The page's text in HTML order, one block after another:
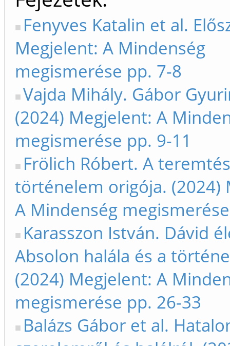
Fenyves Katalin et al.
Megjelent: A Mindenség
megismerése pp. 7-8
Vajda Mihály. Gábor
(2024) Megjelent: A
megismerése pp. 9-11
Frölich Róbert. A
történelem origója. (2024)
A Mindenség
Karasszon István. Dávid
Absolon halála és a
(2024) Megjelent: A
megismerése pp. 26-33
Balázs Gábor et al.